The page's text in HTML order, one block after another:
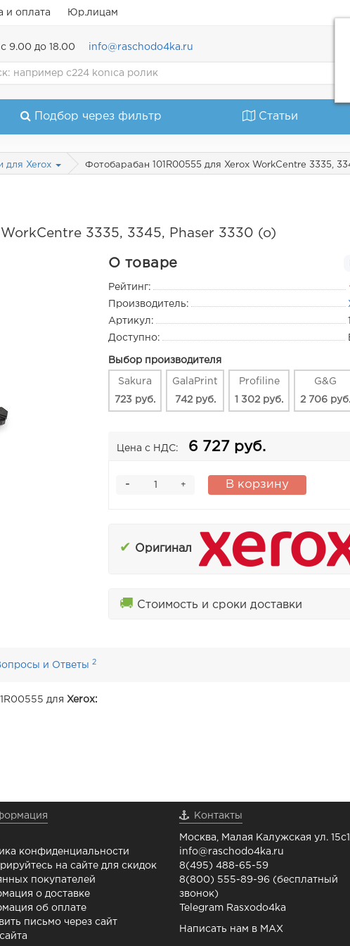
и оплата Юр.лицам
9.00 до 18.00 info@raschodo4ka.ru
Подбор через фильтр Статьи
для Xerox Фотобарабан 101R00555 для Xerox WorkCentre 3335,
3335, 3345, Phaser 3330 (o)
О товаре
Рейтинг:
Производитель:
Артикул:
Доступно:
Выбор производителя
Sakura
723 руб.
GalaPrint
742 руб.
Profiline
1 302 руб.
G&G
2 706 руб.
Цена с НДС: 6 727 руб.
+
- В корзину
✔ Оригинал
🚚 Стоимость и сроки доставки
и Ответы2
для Xerox:
конфиденциальности
на сайте для скидок
покупателей
о доставке
об оплате
письмо через сайт
Контакты
Москва, Малая Калужская ул.
info@raschodo4ka.ru
8(495) 488-65-59
8(800) 555-89-96 (бесплатный
звонок)
Telegram Rasxodo4ka
Написать нам в MAX